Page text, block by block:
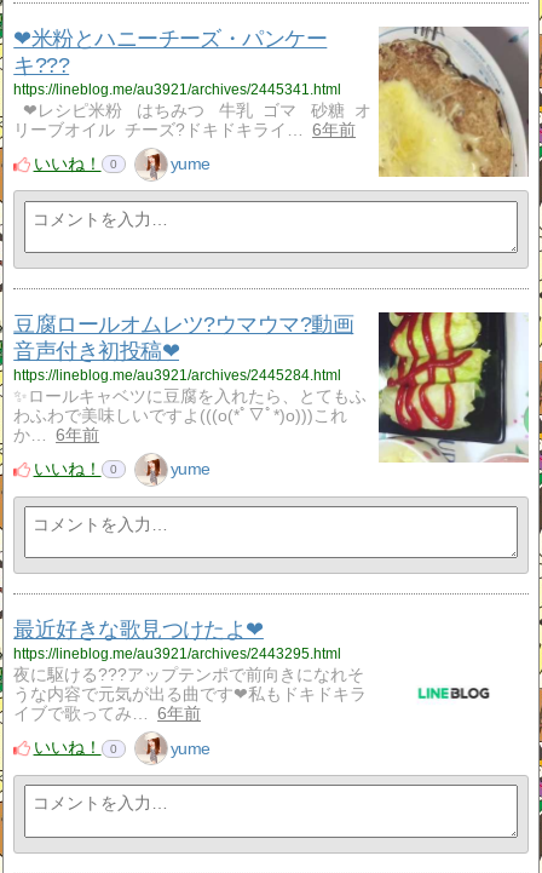
❤米粉とハニーチーズ・パンケー
キ???
https://lineblog.me/au3921/archives/2445341.html
❤レシピ米粉 はちみつ 牛乳 ゴマ 砂糖 オ
リーブオイル チーズ?ドキドキライ…
6年前
いいね！
0 yume
豆腐ロールオムレツ?ウマウマ?動画
音声付き初投稿❤
https://lineblog.me/au3921/archives/2445284.html
✨ロールキャベツに豆腐を入れたら、とてもふ
わふわで美味しいですよ(((o(*ﾟ▽ﾟ*)o)))これ
か…
6年前
いいね！
0 yume
最近好きな歌見つけたよ❤
https://lineblog.me/au3921/archives/2443295.html
夜に駆ける???アップテンポで前向きになれそ
うな内容で元気が出る曲です❤私もドキドキラ
イブで歌ってみ…
6年前
いいね！
0 yume